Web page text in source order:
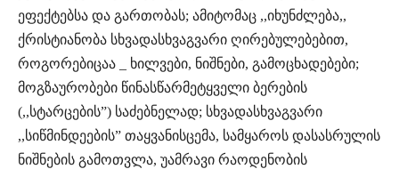
ეფექტებსა და გართობას; ამიტომაც ,,იხუნძლება,,
ქრისტიანობა სხვადასხვაგვარი ღირებულებებით,
როგორებიცაა _ ხილვები, ნიშნები, გამოცხადებები;
მოგზაურობები წინასწარმეტყველი ბერების
(,,სტარცების”) საძებნელად; სხვადასხვაგვარი
,,სიწმინდეების” თაყვანისცემა, სამყაროს დასასრულის
ნიშნების გამოთვლა, უამრავი რაოდენობის